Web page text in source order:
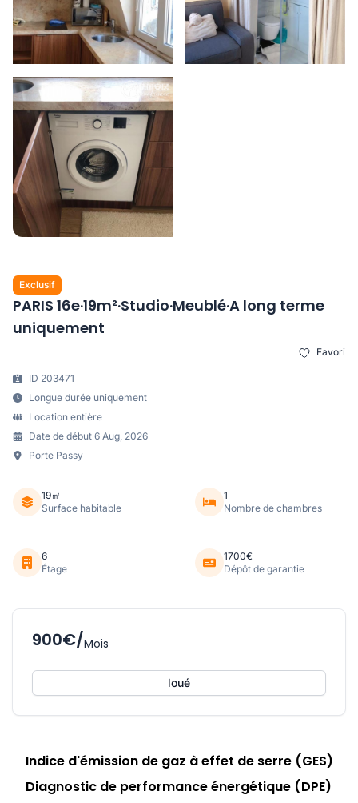
Exclusif
PARIS 16e·19m²·Studio·Meublé·A long terme
uniquement
Favori
ID 203471
Longue durée uniquement
Location entière
Date de début 6 Aug, 2026
Porte Passy
19㎡
Surface habitable
1
Nombre de chambres
6
Étage
1700€
Dépôt de garantie
900€/Mois
loué
Indice d'émission de gaz à effet de serre (GES)
Diagnostic de performance énergétique (DPE)